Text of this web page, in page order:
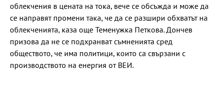
облекчения в цената на тока, вече се обсъжда и може да
се направят промени така, че да се разшири обхватът на
облекченията, каза още Теменужка Петкова. Дончев
призова да не се подхранват съмненията сред
обществото, че има политици, които са свързани с
производството на енергия от ВЕИ.